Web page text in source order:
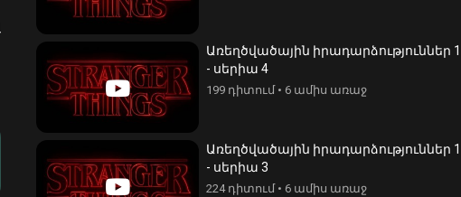
Առեղծվածային իրադարձություններ 1
- սերիա 4
199 դիտում• 6 ամիս առաջ
Առեղծվածային իրադարձություններ 1
- սերիա 3
224 դիտում• 6 ամիս առաջ